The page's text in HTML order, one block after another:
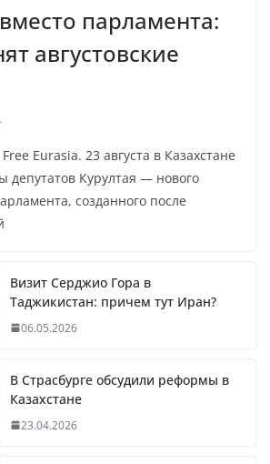
парламента:
августовские
Eurasia. 23 августа в Казахстане
депутатов Курултая — нового
созданного после
Визит Серджио Гора в
Таджикистан: причем тут Иран?
06.05.2026
В Страсбурге обсудили реформы в
Казахстане
23.04.2026